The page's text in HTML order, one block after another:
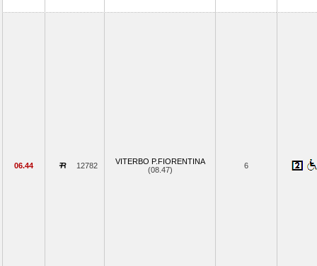
06.44 12782
VITERBO P.FIORENTINA
(08.47)
6